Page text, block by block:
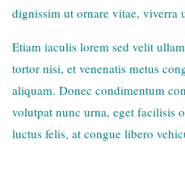
dignissim ut ornare vitae, viverra
Etiam iaculis lorem sed velit
tortor nisi, et venenatis metus
aliquam. Donec condimentum
volutpat nunc urna, eget facilisis
luctus felis, at congue libero